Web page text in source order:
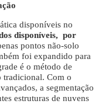
disponíveis no
disponíveis, por
pontos não-solo
foi expandido para
é o método de
tradicional. Com o
a segmentação
estruturas de nuvens